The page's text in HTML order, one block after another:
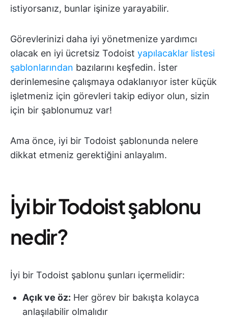
istiyorsanız, bunlar işinize yarayabilir.
Görevlerinizi daha iyi yönetmenize yardımcı
olacak en iyi ücretsiz Todoist yapılacaklar listesi
şablonlarından bazılarını keşfedin. İster
derinlemesine çalışmaya odaklanıyor ister küçük
işletmeniz için görevleri takip ediyor olun, sizin
için bir şablonumuz var!
Ama önce, iyi bir Todoist şablonunda nelere
dikkat etmeniz gerektiğini anlayalım.
İyi bir Todoist şablonu
nedir?
İyi bir Todoist şablonu şunları içermelidir:
Açık ve öz: Her görev bir bakışta kolayca
anlaşılabilir olmalıdır